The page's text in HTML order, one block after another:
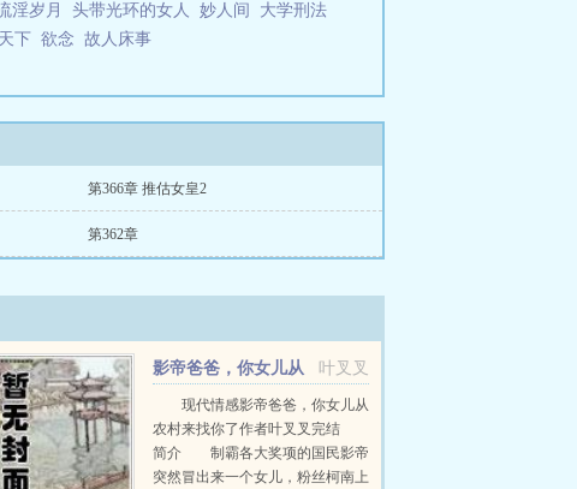
淫岁月 头带光环的女人 妙人间
大学刑法
下 欲念 故人床事
第366章 推估女皇2
第362章
叶叉叉
影帝爸爸，你女儿从
农村来找你了
现代情感影帝爸爸，你女儿从
农村来找你了作者叶叉叉完结
简介 制霸各大奖项的国民影帝
突然冒出来一个女儿，粉丝柯南上